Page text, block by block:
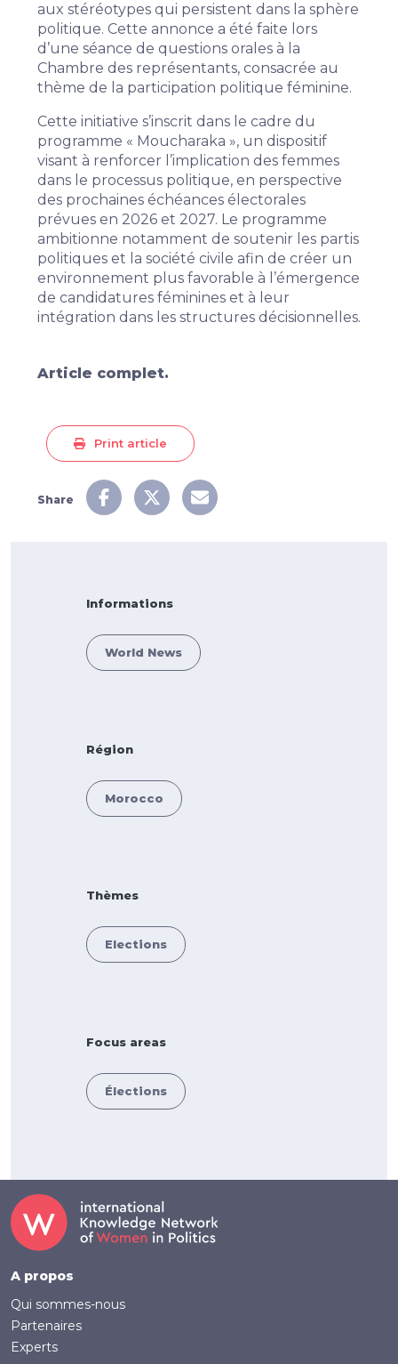
aux stéréotypes qui persistent dans la sphère
politique. Cette annonce a été faite lors
d’une séance de questions orales à la
Chambre des représentants, consacrée au
thème de la participation politique féminine.
Cette initiative s’inscrit dans le cadre du
programme « Moucharaka », un dispositif
visant à renforcer l’implication des femmes
dans le processus politique, en perspective
des prochaines échéances électorales
prévues en 2026 et 2027. Le programme
ambitionne notamment de soutenir les partis
politiques et la société civile afin de créer un
environnement plus favorable à l’émergence
de candidatures féminines et à leur
intégration dans les structures décisionnelles.
Article complet.
Print article
Share
Informations
World News
Région
Morocco
Thèmes
Elections
Focus areas
Élections
Footer
A propos
Qui sommes-nous
Partenaires
Experts